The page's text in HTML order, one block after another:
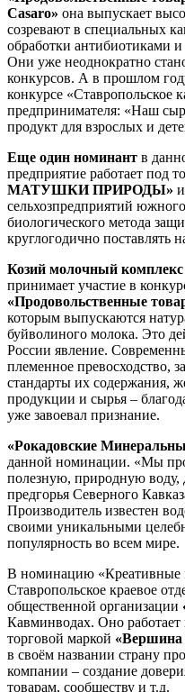
Casaro» она выпускает
созревают в специальных
обработки антибиотиками
Они уже неоднократно
конкурсов. А в прошлом
конкурсе «Ставропольское
предпринимателя: «Наш
продукт для взрослых и
Еще один номинант в
предприятие работает под
МАТУШКИ ПРИРОДЫ»
сельхозпредприятий
биологического метода
круглогодично поставлять
Козий молочный
принимает участие в
«Продовольственные
которым выпускаются
буйволиного молока. Это
России явление.
племенное превосходство,
стандарты их содержания,
продукции и сырья –
уже завоевал признание.
«Рокадовские
данной номинации. «Мы
полезную, природную воду,
предгорья Северного
Производитель известен
своими уникальными
популярность во всем мире.
В номинацию «Креативные
Ставропольское краевое
общественной организации
Кавминводах. Оно работает
торговой маркой «Вершина
в своём названии страну
компании – создание
товарам, сообществу и т.д.